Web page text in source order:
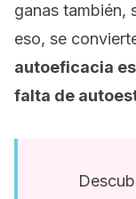
ganas también,
eso, se
autoeficacia
falta de